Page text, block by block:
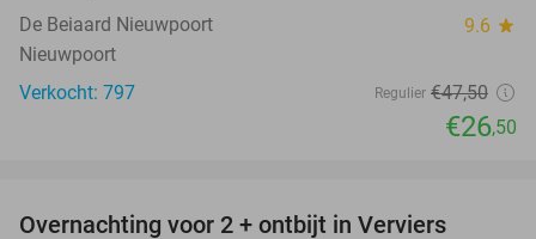
De Beiaard Nieuwpoort 9.6 star
Nieuwpoort
Verkocht: 797
Regulier €47,50
€26,50
Overnachting voor 2 + ontbijt in Verviers